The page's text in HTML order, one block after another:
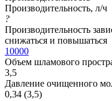
Производительность, л/ч
?
Производительность
снижаться и повышаться
10000
Объем шламового
3,5
Давление очищенного
0,34 (3,5)